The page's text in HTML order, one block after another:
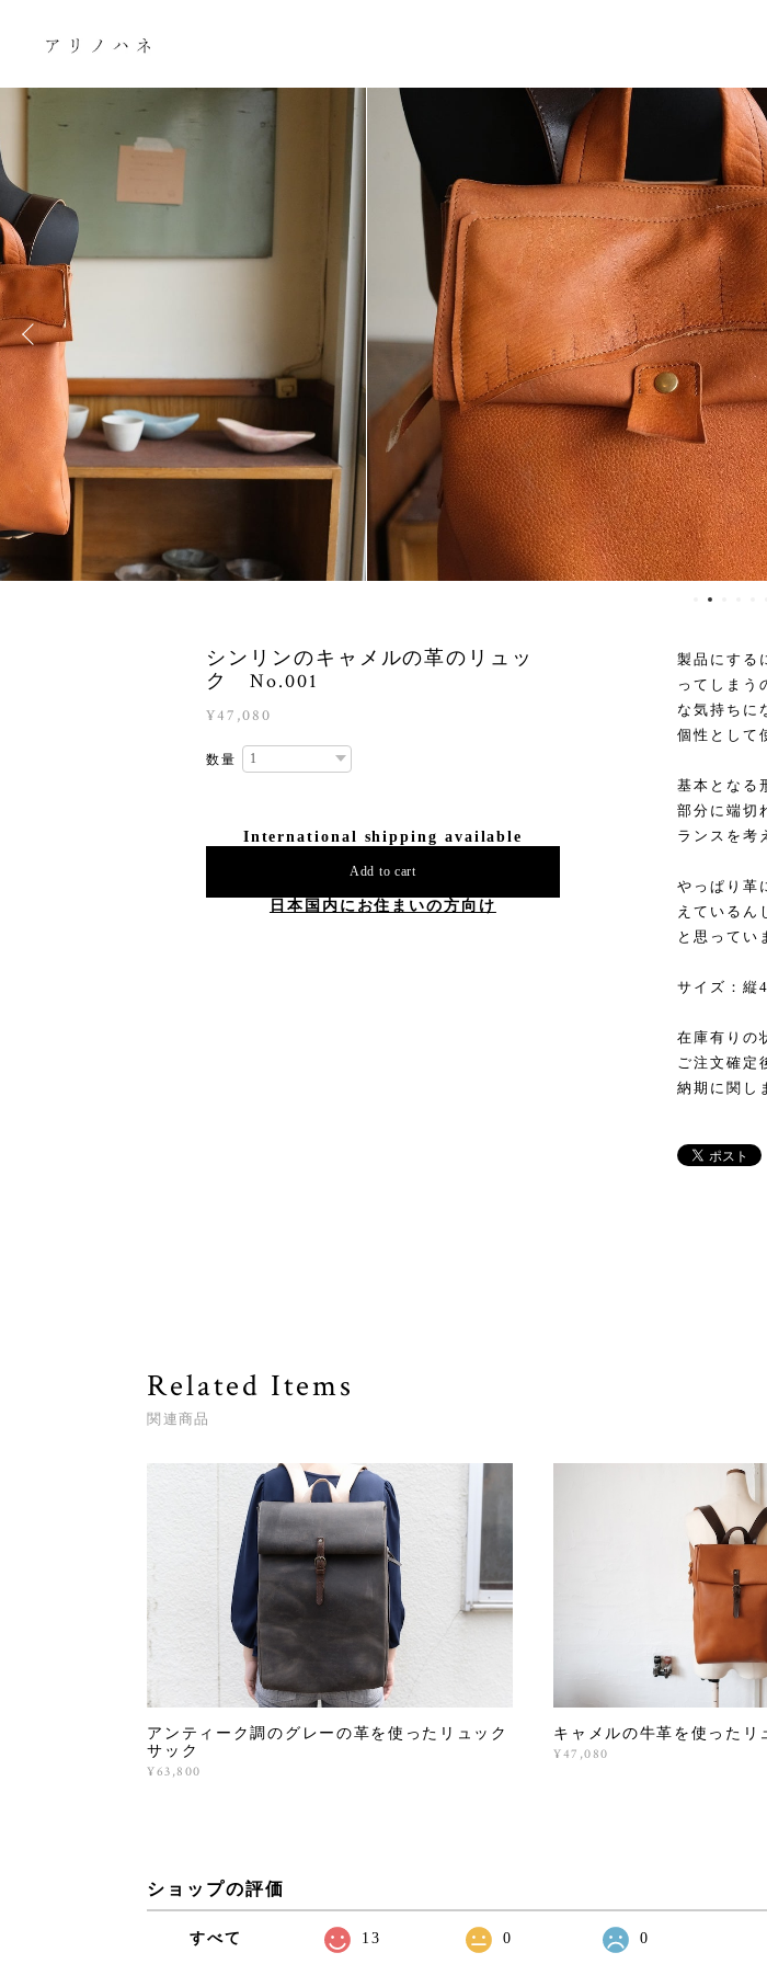
シンリンのキャメルの革のリュッ
ク No.001
¥47,080
数量
International shipping available
Add to cart
日本国内にお住まいの方向け
製品にする
ってしまう
な気持ちに
個性として
基本となる
部分に端切
ランスを考
やっぱり革
えているん
と思ってい
サイズ：縦
在庫有りの
ご注文確定
納期に関し
Related Items
関連商品
アンティーク調のグレーの革を使ったリュック
サック
¥63,800
キャメルの牛革を使ったリ
¥47,080
ショップの評価
すべて 13 0 0